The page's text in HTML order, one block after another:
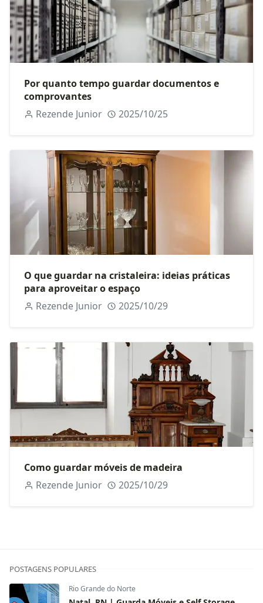
Por quanto tempo guardar documentos e
comprovantes
Rezende Junior
2025/10/25
O que guardar na cristaleira: ideias práticas
para aproveitar o espaço
Rezende Junior
2025/10/29
Como guardar móveis de madeira
Rezende Junior
2025/10/29
POSTAGENS POPULARES
Rio Grande do Norte